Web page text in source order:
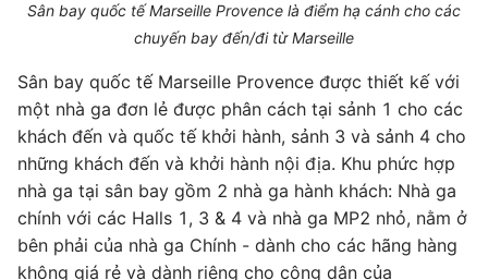
Sân bay quốc tế Marseille Provence là điểm hạ cánh cho các
chuyến bay đến/đi từ Marseille
Sân bay quốc tế Marseille Provence được thiết kế với
một nhà ga đơn lẻ được phân cách tại sảnh 1 cho các
khách đến và quốc tế khởi hành, sảnh 3 và sảnh 4 cho
những khách đến và khởi hành nội địa. Khu phức hợp
nhà ga tại sân bay gồm 2 nhà ga hành khách: Nhà ga
chính với các Halls 1, 3 & 4 và nhà ga MP2 nhỏ, nằm ở
bên phải của nhà ga Chính - dành cho các hãng hàng
không giá rẻ và dành riêng cho công dân của